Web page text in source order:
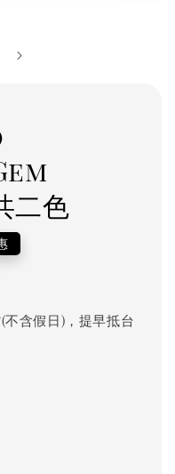
色
不含假日)，提早抵台